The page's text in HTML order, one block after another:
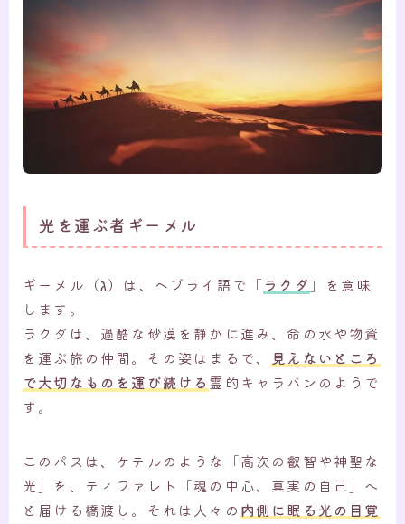
光を運ぶ者ギーメル
ギーメル（ג）は、ヘブライ語で「 ラクダ 」を意味
します。
ラクダは、過酷な砂漠を静かに進み、命の水や物資
を運ぶ旅の仲間。その姿はまるで、 見えないところ
で大切なものを運び続ける 霊的キャラバンのようで
す。
このパスは、ケテルのような「高次の叡智や神聖な
光」を、ティファレト「魂の中心、真実の自己」へ
と届ける橋渡し。それは人々の 内側に眠る光の目覚